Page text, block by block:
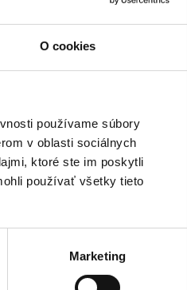
O cookies
používame súbory
v oblasti sociálnych
ktoré ste im poskytli
používať všetky tieto
Marketing